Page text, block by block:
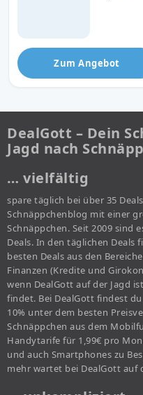
Zum Angebot
DealGott – Dein
Jagd nach
… vielfältig
spare täglich bei über 35
Schnäppchenblog mit einer
Schnäppchen. Seit 2009 sind
Deals. In den täglichen
besten Deals aus den
Finanzen (Kredite und
wenn DealGott auf der Jagd
findet. Bei DealGott findest
10% unter dem besten
Schnäppchen aus dem
Handytarife für 1,99€ pro
und auch Smartphones zu
mehr wartet bei DealGott auf